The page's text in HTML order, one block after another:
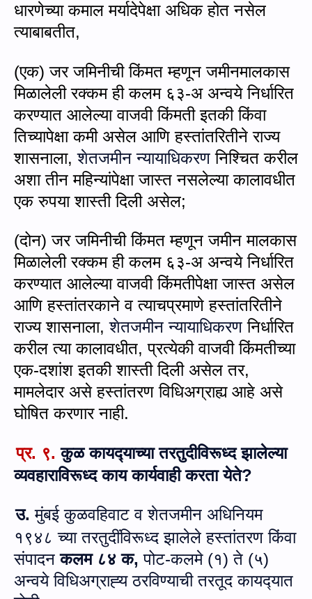
धारणेच्या कमाल मर्यादेपेक्षा अधिक होत नसेल
त्याबाबतीत,
(एक) जर जमिनीची किंमत म्हणून जमीनमालकास
मिळालेली रक्कम ही कलम ६३-अ अन्वये निर्धारित
करण्यात आलेल्या वाजवी किंमती इतकी किंवा
तिच्यापेक्षा कमी असेल आणि हस्तांतरितीने राज्य
शासनाला,शेतजमीन न्‍यायाधिकरण निश्चित करील
अशा तीन महिन्यांपेक्षा जास्त नसलेल्या कालावधीत
एक रुपया शास्ती दिली असेल;
(दोन) जर जमिनीची किंमत म्हणून जमीन मालकास
मिळालेली रक्कम ही कलम ६३-अ अन्वये निर्धारित
करण्यात आलेल्या वाजवी किंमतीपेक्षा जास्त असेल
आणि हस्तांतरकाने व त्याचप्रमाणे हस्तांतरितीने
राज्य शासनाला,शेतजमीन न्‍यायाधिकरण निर्धारित
करील त्या कालावधीत,प्रत्येकी वाजवी किंमतीच्या
एक-दशांश इतकी शास्ती दिली असेल तर,
मामलेदार असे हस्तांतरण विधिअग्राह्य आहे असे
घोषित करणार नाही.
प्र. ९. कुळ कायद्‍याच्‍या तरतुदीविरूध्‍द झालेल्‍या
व्‍यवहाराविरूध्‍द काय कार्यवाही करता येते?
उ. मुंबई कुळवहिवाट व शेतजमीन अधिनियम
१९४८ च्‍या तरतुदींविरूध्‍द झालेलेहस्‍तांतरण किंवा
संपादनकलम ८४ क,पोट-कलमे (१) ते (५)
अन्‍वये विधिअग्राह्‍यठरविण्‍याची तरतूद कायद्‍यात